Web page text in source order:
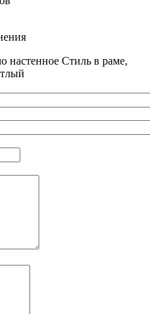
настенное Стиль в раме,